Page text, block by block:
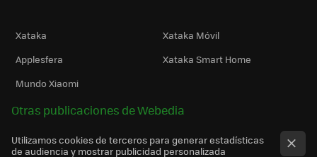
Xataka
Xataka Móvil
Applesfera
Xataka Smart Home
Mundo Xiaomi
Otras publicaciones de Webedia
Utilizamos cookies de terceros para generar estadísticas
de audiencia y mostrar publicidad personalizada